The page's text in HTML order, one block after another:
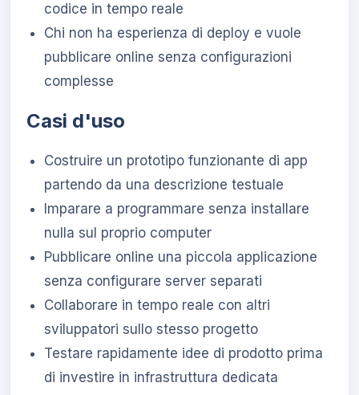
codice in tempo reale
Chi non ha esperienza di deploy e vuole
pubblicare online senza configurazioni
complesse
Casi d'uso
Costruire un prototipo funzionante di app
partendo da una descrizione testuale
Imparare a programmare senza installare
nulla sul proprio computer
Pubblicare online una piccola applicazione
senza configurare server separati
Collaborare in tempo reale con altri
sviluppatori sullo stesso progetto
Testare rapidamente idee di prodotto prima
di investire in infrastruttura dedicata